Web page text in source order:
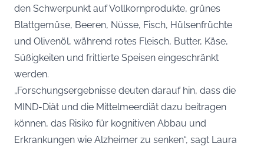
den Schwerpunkt auf Vollkornprodukte, grünes
Blattgemüse, Beeren, Nüsse, Fisch, Hülsenfrüchte
und Olivenöl, während rotes Fleisch, Butter, Käse,
Süßigkeiten und frittierte Speisen eingeschränkt
werden.
„Forschungsergebnisse deuten darauf hin, dass die
MIND-Diät und die Mittelmeerdiät dazu beitragen
können, das Risiko für kognitiven Abbau und
Erkrankungen wie Alzheimer zu senken“, sagt Laura